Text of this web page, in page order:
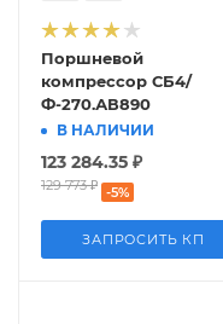
Поршневой
компрессор СБ4/
Ф-270.АВ890
В НАЛИЧИИ
123 284.35 ₽
129 773₽ -5%
ЗАПРОСИТЬ КП